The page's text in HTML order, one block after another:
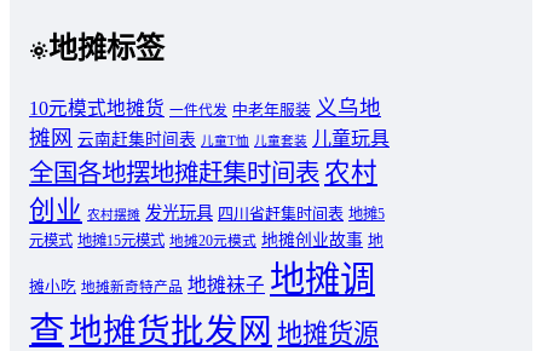
地摊标签
10元模式地摊货 一件代发 中老年服装 义乌地
摊网 云南赶集时间表 儿童T恤 儿童套装 儿童玩具
全国各地摆地摊赶集时间表 农村
创业 农村摆摊 发光玩具 四川省赶集时间表 地摊5
元模式 地摊15元模式 地摊20元模式 地摊创业故事 地
摊小吃 地摊新奇特产品 地摊袜子 地摊调
查地摊货批发网 地摊货源